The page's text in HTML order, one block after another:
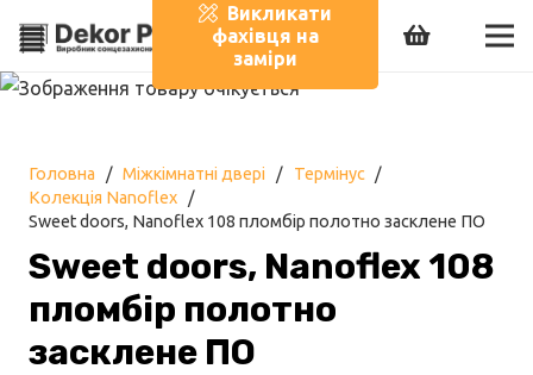
Викликати
фахівця на
заміри
Головна / Міжкімнатні двері / Термінус /
Колекція Nanoflex
/
Sweet doors, Nanoflex 108 пломбір полотно засклене ПО
Sweet doors, Nanoflex 108
пломбір полотно
засклене ПО